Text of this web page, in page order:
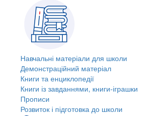
Навчальні матеріали для школи
Демонстраційний матеріал
Книги та енциклопедії
Книги із завданнями, книги-іграшки
Прописи
Розвиток і підготовка до школи